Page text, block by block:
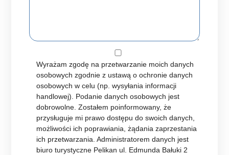
Wyrażam zgodę na przetwarzanie moich danych
osobowych zgodnie z ustawą o ochronie danych
osobowych w celu (np. wysyłania informacji
handlowej). Podanie danych osobowych jest
dobrowolne. Zostałem poinformowany, że
przysługuje mi prawo dostępu do swoich danych,
możliwości ich poprawiania, żądania zaprzestania
ich przetwarzania. Administratorem danych jest
biuro turystyczne Pelikan ul. Edmunda Bałuki 2